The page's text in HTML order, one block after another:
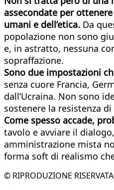
assecondate per
umani e dell’etica. Da
popolazione non sono
e, in astratto, nessuna
sopraffazione.
Sono due impostazioni
senza cuore Francia,
dall’Ucraina. Non sono
sostenere la resistenza
Come spesso accade,
tavolo e avviare il
amministrazione mista
forma soft di realismo
© RIPRODUZIONE RISERVATA